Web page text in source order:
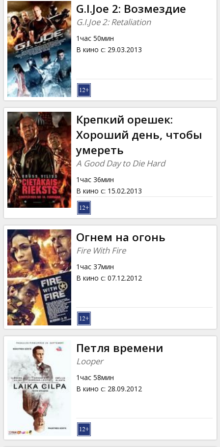
G.I.Joe 2: Возмездие
G.I.Joe 2: Retaliation
1час 50мин
В кино с: 29.03.2013
Крепкий орешек:
Хороший день, чтобы
умереть
A Good Day to Die Hard
1час 36мин
В кино с: 15.02.2013
Огнем на огонь
Fire With Fire
1час 37мин
В кино с: 07.12.2012
Петля времени
Looper
1час 58мин
В кино с: 28.09.2012